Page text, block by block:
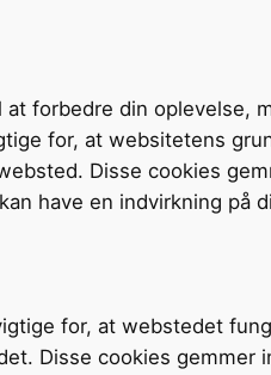
forbedre din oplevelse,
for, at websitetens
Disse cookies
have en indvirkning på
for, at webstedet
Disse cookies gemmer